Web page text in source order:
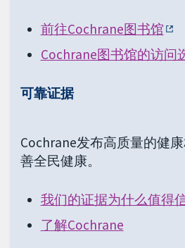
前往Cochrane图书馆
Cochrane图书馆的访问
可靠证据
Cochrane发布高质量的健
善全民健康。
我们的证据为什么值得
了解Cochrane